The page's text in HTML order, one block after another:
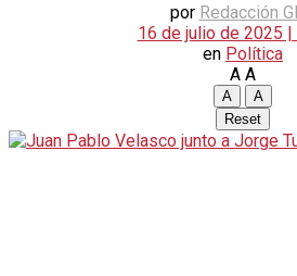
por Redacción
16 de julio de 2025 |
en Política
A A
A
A
Reset